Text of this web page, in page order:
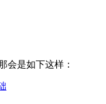
会是如下这样：